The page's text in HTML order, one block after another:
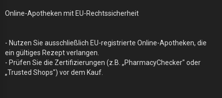
Online-Apotheken mit EU-Rechtssicherheit
- Nutzen Sie ausschließlich EU-registrierte Online-Apotheken, die
ein gültiges Rezept verlangen.
- Prüfen Sie die Zertifizierungen (z.B. „PharmacyChecker" oder
„Trusted Shops") vor dem Kauf.